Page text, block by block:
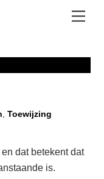
, Toewijzing
dat betekent dat
is.